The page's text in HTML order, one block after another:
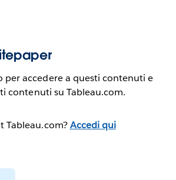
per accedere a questi contenuti e
contenuti su Tableau.com.
Tableau.com?Accedi qui